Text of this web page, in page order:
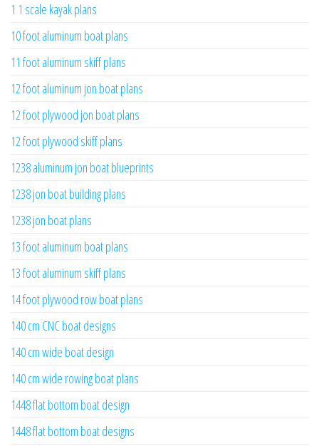
1 1 scale kayak plans
10 foot aluminum boat plans
11 foot aluminum skiff plans
12 foot aluminum jon boat plans
12 foot plywood jon boat plans
12 foot plywood skiff plans
1238 aluminum jon boat blueprints
1238 jon boat building plans
1238 jon boat plans
13 foot aluminum boat plans
13 foot aluminum skiff plans
14 foot plywood row boat plans
140 cm CNC boat designs
140 cm wide boat design
140 cm wide rowing boat plans
1448 flat bottom boat design
1448 flat bottom boat designs